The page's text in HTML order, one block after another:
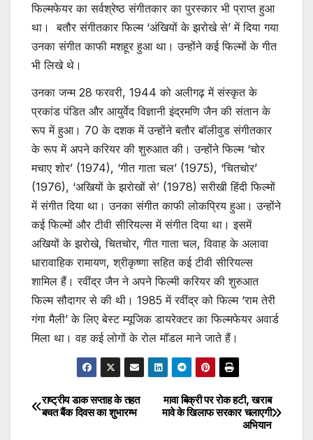
फिल्मफेयर का सर्वश्रेष्ठ संगीतकार का पुरस्कार भी प्राप्त हुआ
था। बतौर संगीतकार फिल्म ‘अंखियों के झरोखे से’ में दिया गया
उनका संगीत काफी मशहूर हुआ था। उन्‍होंने कई फिल्मों के गीत
भी लिखे थे।
उनका जन्म 28 फरवरी, 1944 को अलीगढ़ में संस्कृत के
प्रकांड पंडित और आयुर्वेद विज्ञानी इंद्रमणि जैन की संतान के
रूप में हुआ। 70 के दशक में उन्‍होंने बतौर बॉलीवुड संगीतकार
के रूप में अपने करियर की शुरुआत की। उन्‍होंने फिल्म ‘चोर
मचाए शोर’ (1974), ‘गीत गाता चल’ (1975), ‘चितचोर’
(1976), ‘अखियों के झरोखों से’ (1978) सरीखी हिंदी फिल्मों
में संगीत दिया था। उनका संगीत काफी लोकप्रिय हुआ। उन्‍होंने
कई फिल्‍मों और टीवी सीरियल्‍स में संगीत दिया था। इसमें
अखियों के झरोखे, चितचोर, गीत गाता चल, विवाह के अलावा
धारावाहिक रामायण, श्रीकृष्णा सहित कई टीवी सीरियल्‍स
शामिल हैं। रवींद्र जैन ने अपने फिल्मी करियर की शुरुआत
फिल्म सौदागर से की थी। 1985 में रवींद्र को फिल्म ‘राम तेरी
गंगा मैली’ के लिए बेस्‍ट म्‍यूजिक डायरेक्‍टर का फिल्‍मफेयर अवार्ड
मिला था। वह कई लोगों के रोल मॉडल माने जाते हैं।
Post
मावा बिक्री पर रोक हटी, खराब
मावे के खिलाफ सरकार चलाएगी
अभियान
राष्ट्रीय डाक सप्ताह के तहत
बचत बैंक दिवस का शुभारम्भ